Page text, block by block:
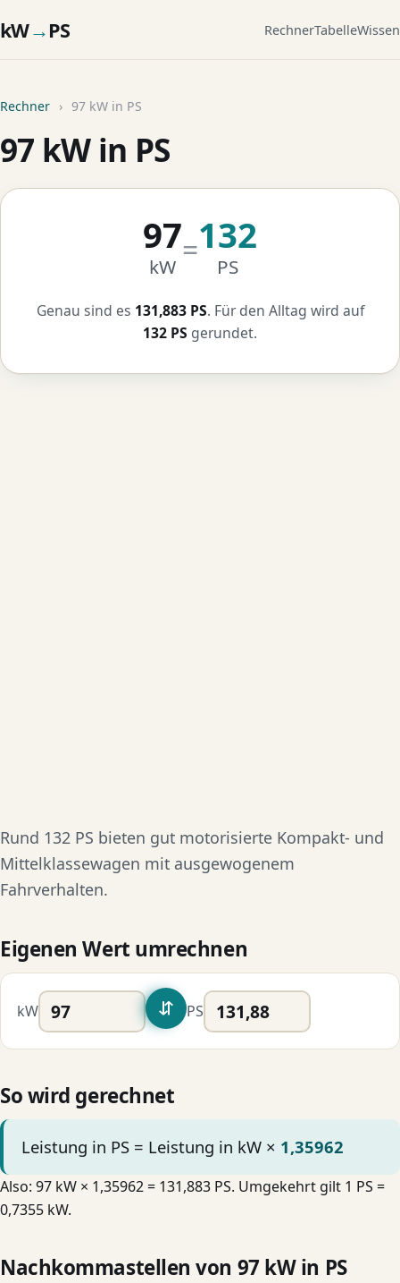
kW→PS RechnerTabelleWissen
Rechner › 97 kW in PS
97 kW in PS
97
kW =132
PS
Genau sind es 131,883 PS. Für den Alltag wird auf
132 PS gerundet.
Rund 132 PS bieten gut motorisierte Kompakt- und
Mittelklassewagen mit ausgewogenem
Fahrverhalten.
Eigenen Wert umrechnen
kW ⇆ PS
So wird gerechnet
Leistung in PS = Leistung in kW × 1,35962
Also: 97 kW × 1,35962 = 131,883 PS. Umgekehrt gilt 1 PS =
0,7355 kW.
Nachkommastellen von 97 kW in PS